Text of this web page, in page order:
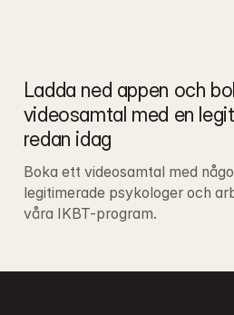
Ladda ned appen och
videosamtal med en
redan idag
Boka ett videosamtal med
legitimerade psykologer och
våra IKBT-program.